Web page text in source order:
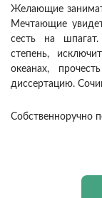
Желающие
Мечтающие
сесть на
степень,
океанах,
диссертацию.
Собственноручно